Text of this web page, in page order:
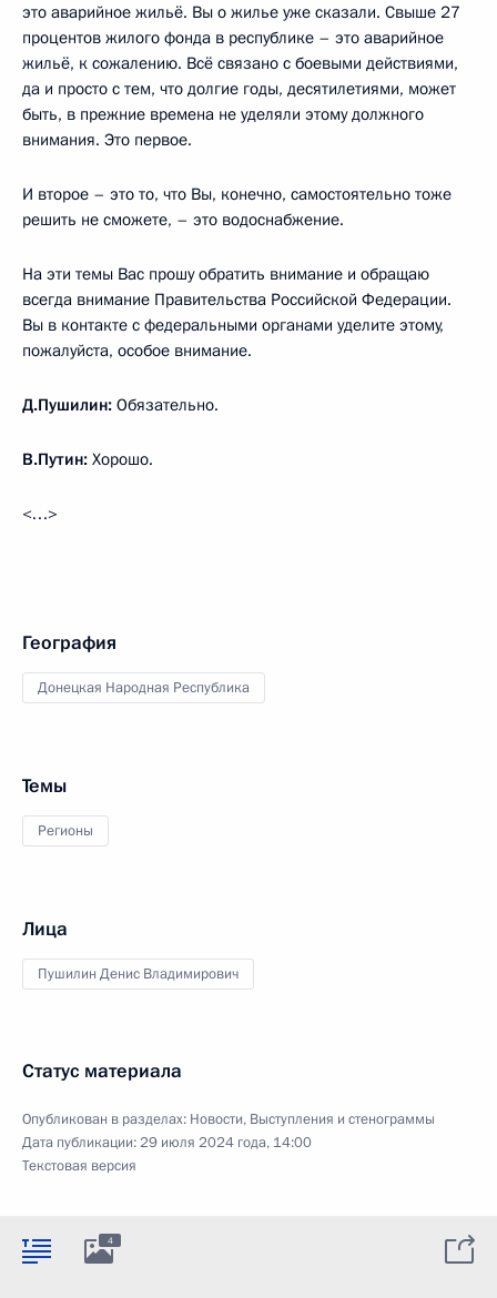
это аварийное жильё. Вы о жилье уже сказали. Свыше 27
процентов жилого фонда в республике – это аварийное
жильё, к сожалению. Всё связано с боевыми действиями,
да и просто с тем, что долгие годы, десятилетиями, может
быть, в прежние времена не уделяли этому должного
внимания. Это первое.
И второе – это то, что Вы, конечно, самостоятельно тоже
решить не сможете, – это водоснабжение.
На эти темы Вас прошу обратить внимание и обращаю
всегда внимание Правительства Российской Федерации.
Вы в контакте с федеральными органами уделите этому,
пожалуйста, особое внимание.
Д.Пушилин: Обязательно.
В.Путин: Хорошо.
<…>
География
Донецкая Народная Республика
Темы
Регионы
Лица
Пушилин Денис Владимирович
Статус материала
Опубликован в разделах: Новости, Выступления и стенограммы
Дата публикации:29 июля 2024 года, 14:00
Текстовая версия
4